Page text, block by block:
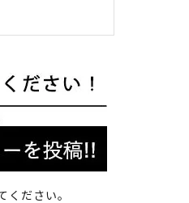
ください。